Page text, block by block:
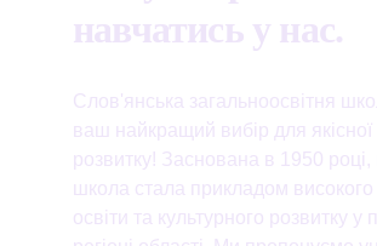
навчатись у нас.
Слов'янська загальноосвітня
ваш найкращий вибір для якісної
розвитку! Заснована в 1950
школа стала прикладом високого
освіти та культурного розвитку у